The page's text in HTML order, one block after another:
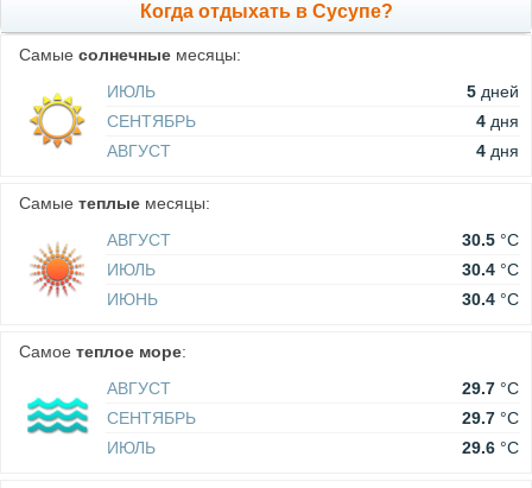
Когда отдыхать в Сусупе?
Самые солнечные месяцы:
ИЮЛЬ
5 дней
СЕНТЯБРЬ
4 дня
АВГУСТ
4 дня
Самые теплые месяцы:
АВГУСТ
30.5 °C
ИЮЛЬ
30.4 °C
ИЮНЬ
30.4 °C
Самое теплое море:
АВГУСТ
29.7 °C
СЕНТЯБРЬ
29.7 °C
ИЮЛЬ
29.6 °C